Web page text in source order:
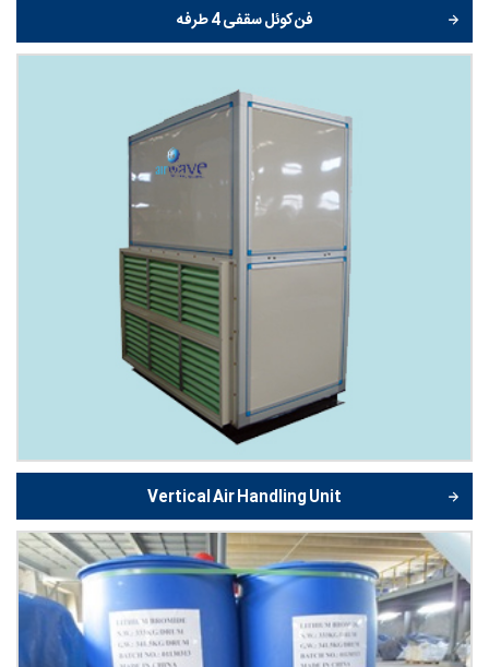
فن کوئل سقفی 4 طرفه
Vertical Air Handling Unit